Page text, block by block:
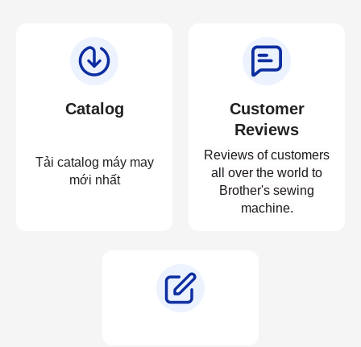
Catalog
Tải catalog máy may
mới nhất
Customer
Reviews
Reviews of customers
all over the world to
Brother's sewing
machine.